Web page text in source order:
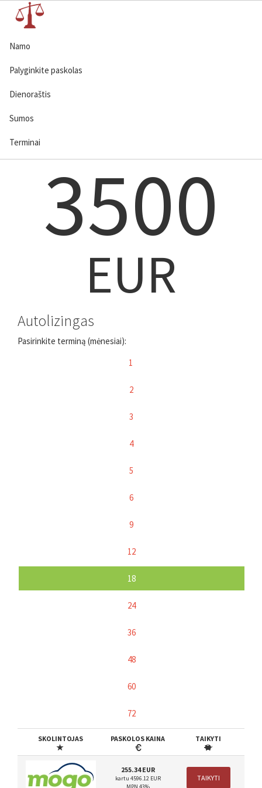
Namo
Palyginkite paskolas
Dienoraštis
Sumos
Terminai
3500
EUR
Autolizingas
Pasirinkite terminą (mėnesiai):
1
2
3
4
5
6
9
12
18
24
36
48
60
72
SKOLINTOJAS PASKOLOS KAINA TAIKYTI
255.34 EUR
kartu 4596.12 EUR
TAIKYTI